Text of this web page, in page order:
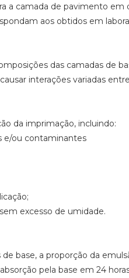
a camada de pavimento em
aos obtidos em
das camadas de
interações variadas
da imprimação, incluindo:
e/ou contaminantes
excesso de umidade.
base, a proporção da
pela base em 24